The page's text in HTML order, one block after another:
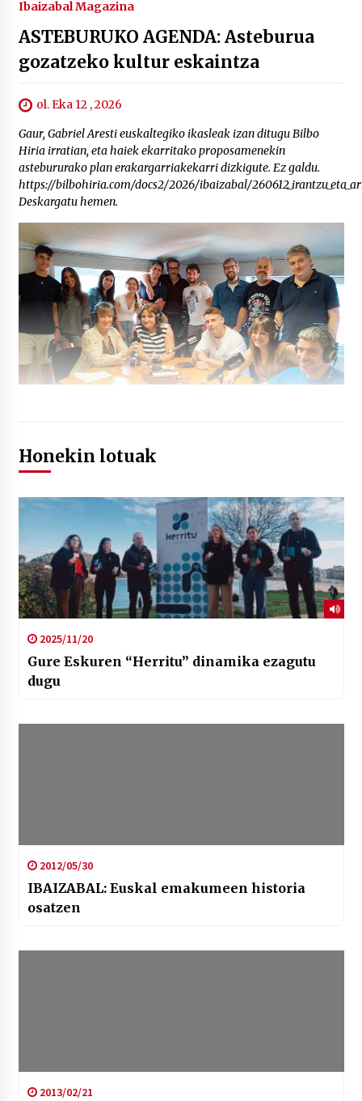
Ibaizabal Magazina
ASTEBURUKO AGENDA: Asteburua
gozatzeko kultur eskaintza
ol. Eka 12 , 2026
Gaur, Gabriel Aresti euskaltegiko ikasleak izan ditugu Bilbo
Hiria irratian, eta haiek ekarritako proposamenekin
astebururako plan erakargarriakekarri dizkigute. Ez galdu.
https://bilbohiria.com/docs2/2026/ibaizabal/
Deskargatu hemen.
Honekin lotuak
2025/11/20
Gure Eskuren “Herritu” dinamika ezagutu
dugu
2012/05/30
IBAIZABAL: Euskal emakumeen historia
osatzen
2013/02/21